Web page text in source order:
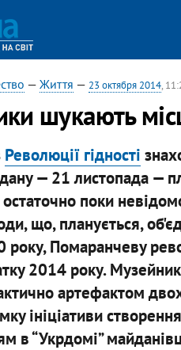
— Життя — 23 октября 2014,
шукають
Революції гідності
— 21 листопада —
поки
що, планується,
року, Помаранчеву
2014 року.
артефактом
ініціативи
в “Укрдомі”